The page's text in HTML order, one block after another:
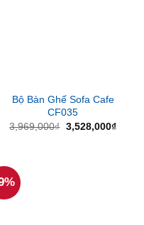
Bộ Bàn Ghế Sofa Cafe
CF035
3,969,000₫ Giá
3,528,000₫Giá